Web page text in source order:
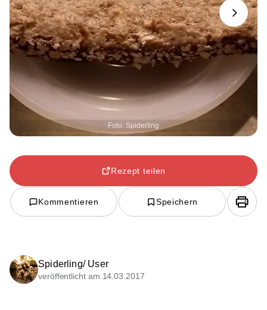
Foto: Spiderling
Next
Rezept teilen
Kommentieren Speichern
Spiderling/ User
veröffentlicht am 14.03.2017